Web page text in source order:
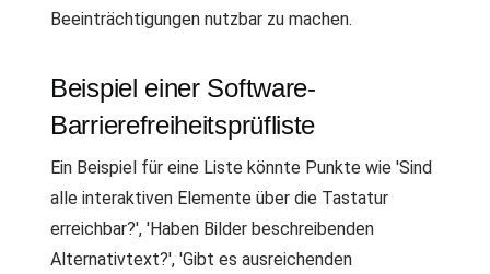
Beeinträchtigungen nutzbar zu machen.
Beispiel einer Software-
Barrierefreiheitsprüfliste
Ein Beispiel für eine Liste könnte Punkte wie 'Sind
alle interaktiven Elemente über die Tastatur
erreichbar?', 'Haben Bilder beschreibenden
Alternativtext?', 'Gibt es ausreichenden